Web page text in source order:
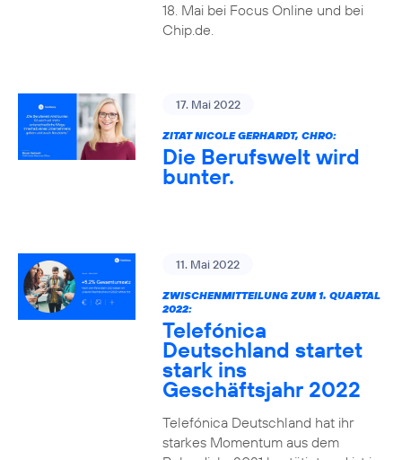
18. Mai bei Focus Online und bei
Chip.de.
17. Mai 2022
ZITAT NICOLE GERHARDT, CHRO:
Die Berufswelt wird
bunter.
11. Mai 2022
ZWISCHENMITTEILUNG ZUM 1. QUARTAL
2022:
Telefónica
Deutschland startet
stark ins
Geschäftsjahr 2022
Telefónica Deutschland hat ihr
starkes Momentum aus dem